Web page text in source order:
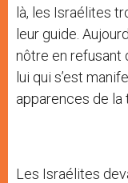
là, les Israélites
leur guide.
nôtre en refusant
lui qui s’est
apparences de la
Les Israélites